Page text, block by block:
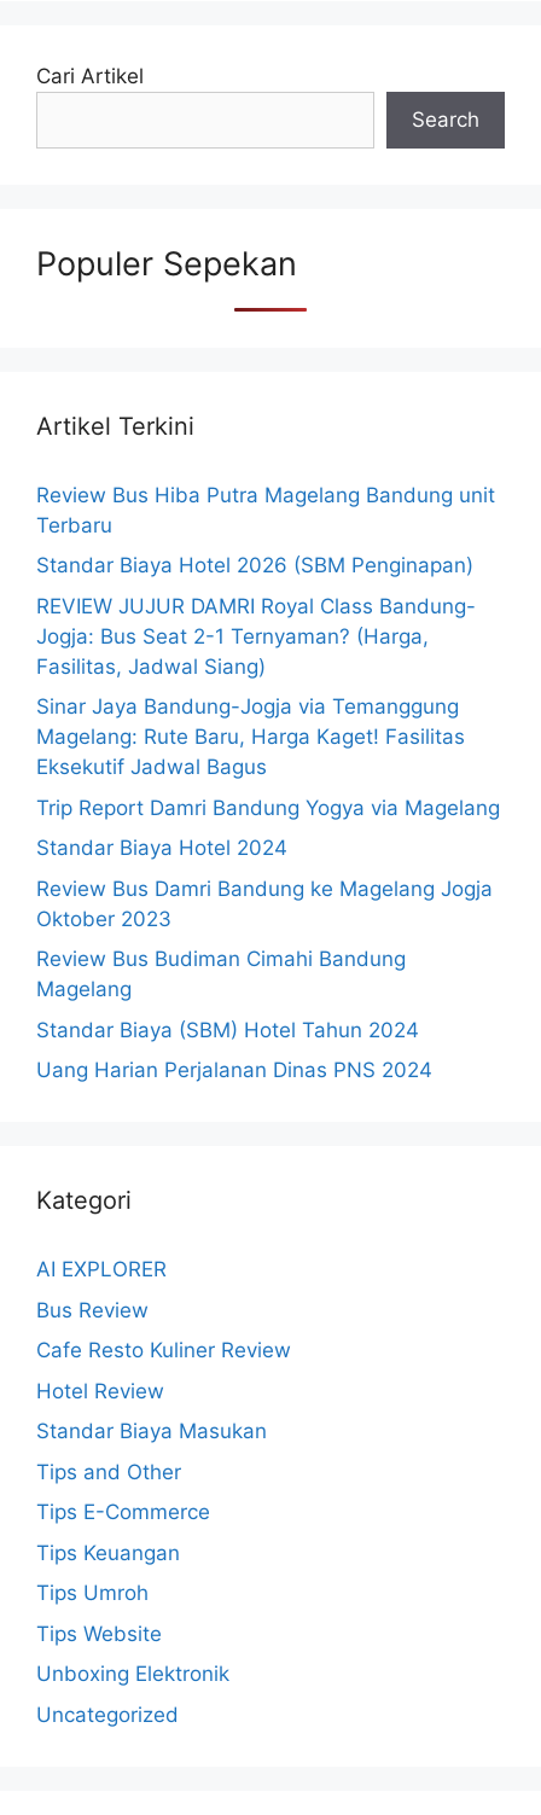
Cari Artikel
Search
Populer Sepekan
Artikel Terkini
Review Bus Hiba Putra Magelang Bandung unit
Terbaru
Standar Biaya Hotel 2026 (SBM Penginapan)
REVIEW JUJUR DAMRI Royal Class Bandung-
Jogja: Bus Seat 2-1 Ternyaman? (Harga,
Fasilitas, Jadwal Siang)
Sinar Jaya Bandung-Jogja via Temanggung
Magelang: Rute Baru, Harga Kaget! Fasilitas
Eksekutif Jadwal Bagus
Trip Report Damri Bandung Yogya via Magelang
Standar Biaya Hotel 2024
Review Bus Damri Bandung ke Magelang Jogja
Oktober 2023
Review Bus Budiman Cimahi Bandung
Magelang
Standar Biaya (SBM) Hotel Tahun 2024
Uang Harian Perjalanan Dinas PNS 2024
Kategori
AI EXPLORER
Bus Review
Cafe Resto Kuliner Review
Hotel Review
Standar Biaya Masukan
Tips and Other
Tips E-Commerce
Tips Keuangan
Tips Umroh
Tips Website
Unboxing Elektronik
Uncategorized